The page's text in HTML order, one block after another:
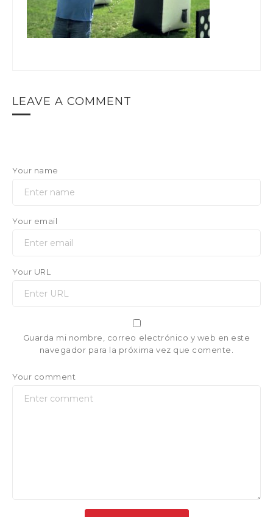
LEAVE A COMMENT
Your name
Your email
Your URL
Guarda mi nombre, correo electrónico y web en este
navegador para la próxima vez que comente.
Your comment